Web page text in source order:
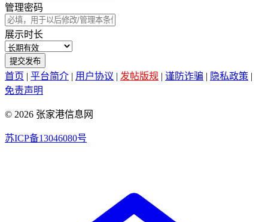
管理密码
展示时长
提交发布
首页 | 平台简介 | 用户协议 | 发帖版规 | 谨防诈骗 | 隐私政策 |
免责声明
© 2026 张家港信息网
苏ICP备13046080号